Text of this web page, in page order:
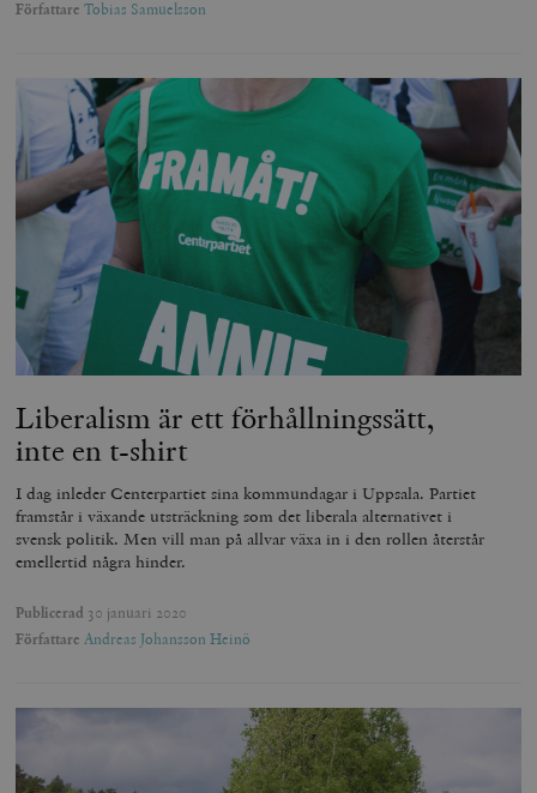
Författare Tobias Samuelsson
Liberalism är ett förhållningssätt,
inte en t-shirt
I dag inleder Centerpartiet sina kommundagar i Uppsala. Partiet
framstår i växande utsträckning som det liberala alternativet i
svensk politik. Men vill man på allvar växa in i den rollen återstår
emellertid några hinder.
Publicerad 30 januari 2020
Författare Andreas Johansson Heinö